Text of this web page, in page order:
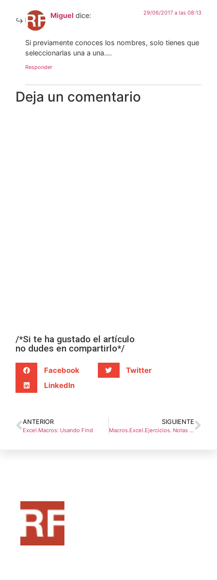
Miguel dice: 29/06/2017 a las 08:13
Si previamente conoces los nombres, solo tienes que
seleccionarlas una a una….
Responder
Deja un comentario
/*Si te ha gustado el artículo
no dudes en compartirlo*/
Facebook
Twitter
LinkedIn
ANTERIOR
Excel.Macros: Usando Find
SIGUIENTE
Macros.Excel.Ejercicios. Notas de alumnos